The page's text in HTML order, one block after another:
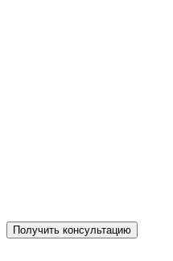
Получить консультацию